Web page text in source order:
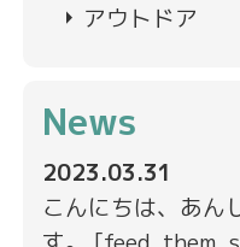
arrow_right アウトドア
News
2023.03.31
こんにちは、あん